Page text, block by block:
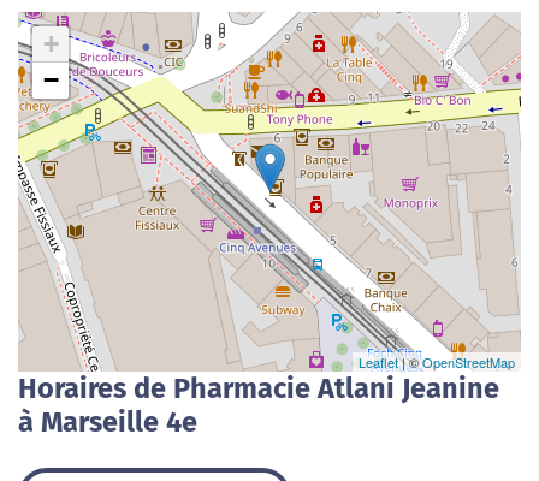
+
−
Leaflet| ©OpenStreetMap
Horaires de Pharmacie Atlani Jeanine
à Marseille 4e